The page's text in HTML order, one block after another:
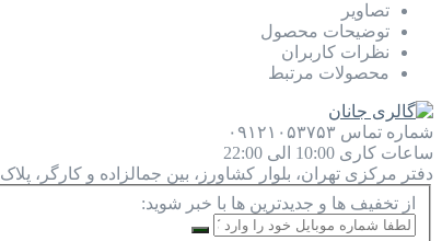
تصاویر
توضیحات محصول
نظرات کاربران
محصولات مرتبط
شماره تماس ۰۹۱۲۱۰۵۳۷۵۳
ساعات کاری 10:00 الی 22:00
دفتر مرکزی تهران، بلوار کشاورز، بین جمالزاده و کارگر، پلاک ۳۴۶، واحد ۹
از تخفیف ها و جدیدترین ها با خبر شوید: